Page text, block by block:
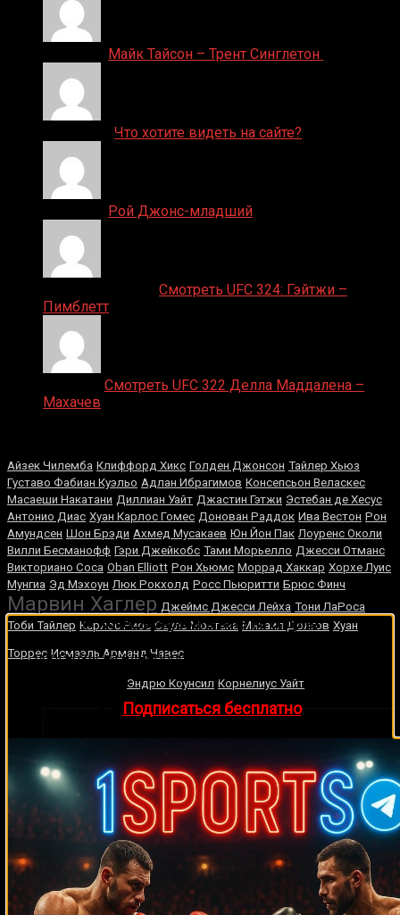
Майк Тайсон – Трент Синглетон
Что хотите видеть на сайте?
Рой Джонс-младший
Смотреть UFC 324: Гэйтжи –
Пимблетт
Смотреть UFC 322 Делла Маддалена –
Махачев
Айзек Чилемба Клиффорд Хикс Голден Джонсон Тайлер Хьюз
Густаво Фабиан Куэльо Адлан Ибрагимов Консепсьон Веласкес
Масаеши Накатани Диллиан Уайт Джастин Гэтжи Эстебан де Хесус
Антонио Диас Хуан Карлос Гомес Донован Раддок Ива Вестон Рон
Амундсен Шон Брэди Ахмед Мусакаев Юн Йон Пак Лоуренс Околи
Вилли Бесманофф Гэри Джейкобс Тами Морьелло Джесси Отманс
Викториано Соса Oban Elliott Рон Хьюмс Моррад Хаккар Хорхе Луис
Мунгиа Эд Мэхоун Люк Рокхолд Росс Пьюритти Брюс Финч
Марвин Хаглер Джеймс Джесси Лейха Тони ЛаРоса
Тоби Тайлер Карлос Риос Сауль Монтана Михаил Долгов Хуан
Торрес Исмаэль Арманд Чавес
Эндрю Коунсил Корнелиус Уайт
🔥 Хочешь зарабатывать на спорте?
прогнозы на единоборства и другие виды спорта
Подписаться бесплатно